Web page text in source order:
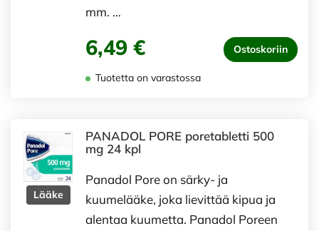
mm. …
6,49 € Ostoskoriin
Tuotetta on varastossa
Lääke
PANADOL PORE poretabletti 500
mg 24 kpl
Panadol Pore on särky- ja
kuumelääke, joka lievittää kipua ja
alentaa kuumetta. Panadol Poreen